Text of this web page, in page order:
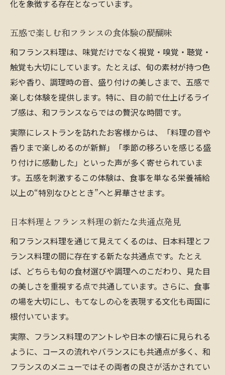
化を象徴する存在となっています。
五感で楽しむ和フランスの食体験の醍醐味
和フランス料理は、味覚だけでなく視覚・嗅覚・聴覚・
触覚も大切にしています。たとえば、旬の素材が持つ色
彩や香り、調理時の音、盛り付けの美しさまで、五感で
楽しむ体験を提供します。特に、目の前で仕上げるライ
ブ感は、和フランスならではの贅沢な時間です。
実際にレストランを訪れたお客様からは、「料理の音や
香りまで楽しめるのが新鮮」「季節の移ろいを感じる盛
り付けに感動した」といった声が多く寄せられていま
す。五感を刺激するこの体験は、食事を単なる栄養補給
以上の“特別なひととき”へと昇華させます。
日本料理とフランス料理の新たな共通点発見
和フランス料理を通じて見えてくるのは、日本料理とフ
ランス料理の間に存在する新たな共通点です。たとえ
ば、どちらも旬の食材選びや調理へのこだわり、見た目
の美しさを重視する点で共通しています。さらに、食事
の場を大切にし、もてなしの心を表現する文化も両国に
根付いています。
実際、フランス料理のアントレや日本の懐石に見られる
ように、コースの流れやバランスにも共通点が多く、和
フランスのメニューではその両者の良さが活かされてい